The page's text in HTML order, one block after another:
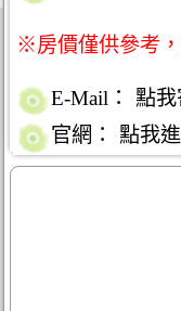
※房價僅供參考
E-Mail：
點
官網：
點我